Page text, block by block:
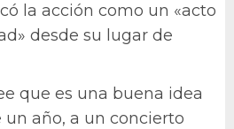
la acción como un «acto
desde su lugar de
que es una buena idea
año, a un concierto